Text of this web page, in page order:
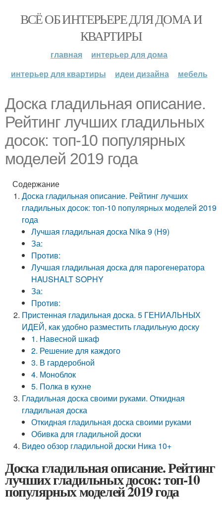
ВСЁ ОБ ИНТЕРЬЕРЕ ДЛЯ ДОМА И
КВАРТИРЫ
главная
интерьер для дома
интерьер для квартиры
идеи дизайна мебель
Доска гладильная описание.
Рейтинг лучших гладильных
досок: топ-10 популярных
моделей 2019 года
Содержание
Доска гладильная описание. Рейтинг лучших
гладильных досок: топ-10 популярных моделей 2019
года
Лучшая гладильная доска Nika 9 (Н9)
За:
Против:
Лучшая гладильная доска для парогенератора
HAUSHALT SOPHY
За:
Против:
Пристенная гладильная доска. 5 ГЕНИАЛЬНЫХ
ИДЕЙ, как удобно разместить гладильную доску
1. Навесной шкаф
2. Решение для каждого
3. В гардеробной
4. Моноблок
5. Полка в кухне
Гладильная доска своими руками. Откидная
гладильная доска
Откидная гладильная доска своими руками
Обивка для гладильной доски
Видео обзор гладильной доски Ника 10+
Доска гладильная описание. Рейтинг
лучших гладильных досок: топ-10
популярных моделей 2019 года